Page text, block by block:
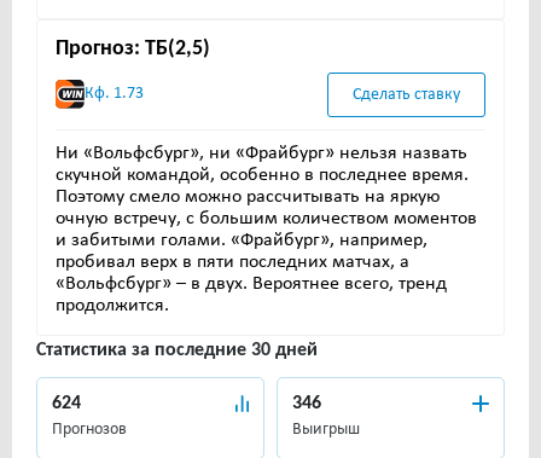
Прогноз: ТБ(2,5)
Кф. 1.73 Сделать ставку
Ни «Вольфсбург», ни «Фрайбург» нельзя назвать
скучной командой, особенно в последнее время.
Поэтому смело можно рассчитывать на яркую
очную встречу, с большим количеством моментов
и забитыми голами. «Фрайбург», например,
пробивал верх в пяти последних матчах, а
«Вольфсбург» – в двух. Вероятнее всего, тренд
продолжится.
Статистика за последние 30 дней
624
Прогнозов
346
Выигрыш